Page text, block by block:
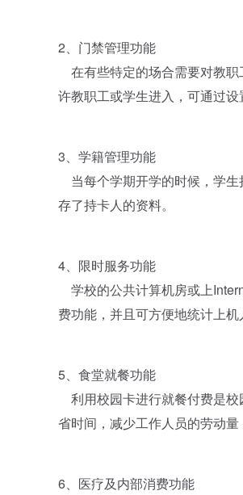
2、门禁管理功能
在有些特定的场合需要对教
许教职工或学生进入，可通过设
3、学籍管理功能
当每个学期开学的时候，学
存了持卡人的资料。
4、限时服务功能
学校的公共计算机房或上
费功能，并且可方便地统计上机
5、食堂就餐功能
利用校园卡进行就餐付费是
省时间，减少工作人员的劳动量
6、医疗及内部消费功能